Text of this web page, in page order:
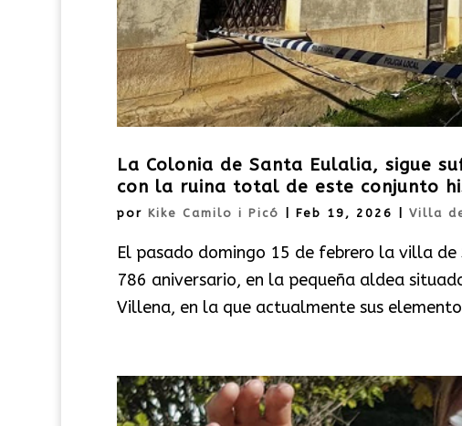
La Colonia de Santa Eulalia, sigue
con la ruina total de este conjunto
por Kike Camilo i Picó Feb 19, 2026 Villa
El pasado domingo 15 de febrero la villa
786 aniversario, en la pequeña aldea
Villena, en la que actualmente sus